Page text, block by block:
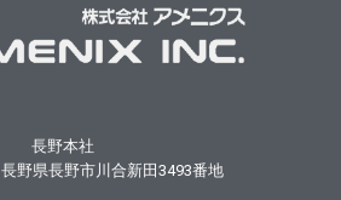
長野本社
長野県長野市川合新田3493番地